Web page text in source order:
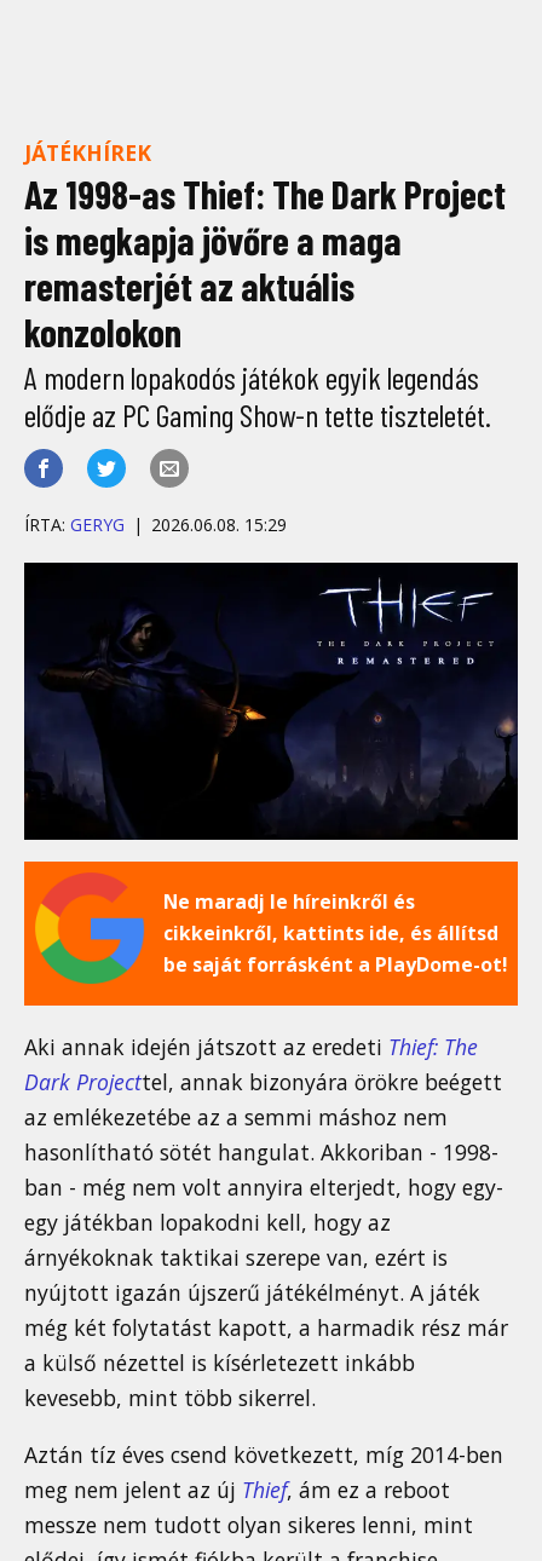
JÁTÉKHÍREK
Az 1998-as Thief: The Dark Project
is megkapja jövőre a maga
remasterjét az aktuális
konzolokon
A modern lopakodós játékok egyik legendás
elődje az PC Gaming Show-n tette tiszteletét.
ÍRTA: GERYG 2026.06.08. 15:29
Ne maradj le híreinkről és
cikkeinkről, kattints ide, és állítsd
be saját forrásként a PlayDome-ot!
Aki annak idején játszott az eredeti Thief: The
Dark Projecttel, annak bizonyára örökre beégett
az emlékezetébe az a semmi máshoz nem
hasonlítható sötét hangulat. Akkoriban - 1998-
ban - még nem volt annyira elterjedt, hogy egy-
egy játékban lopakodni kell, hogy az
árnyékoknak taktikai szerepe van, ezért is
nyújtott igazán újszerű játékélményt. A játék
még két folytatást kapott, a harmadik rész már
a külső nézettel is kísérletezett inkább
kevesebb, mint több sikerrel.
Aztán tíz éves csend következett, míg 2014-ben
meg nem jelent az új Thief, ám ez a reboot
messze nem tudott olyan sikeres lenni, mint